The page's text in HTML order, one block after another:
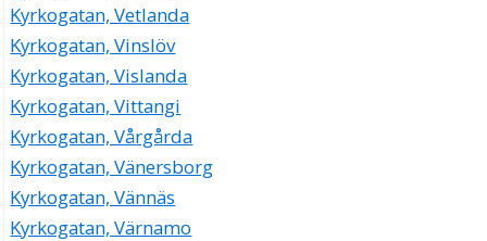
Kyrkogatan, Vetlanda
Kyrkogatan, Vinslöv
Kyrkogatan, Vislanda
Kyrkogatan, Vittangi
Kyrkogatan, Vårgårda
Kyrkogatan, Vänersborg
Kyrkogatan, Vännäs
Kyrkogatan, Värnamo